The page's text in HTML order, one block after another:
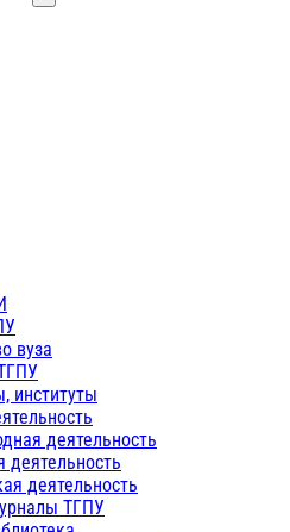
вуза
институты
деятельность
деятельность
деятельность
ТГПУ